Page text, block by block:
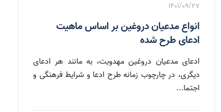
1401/09/27
انواع مدعیان دروغین بر اساس ماهیت
ادعای طرح شده
ادعای مدعیان دروغین مهدویت، به مانند هر ادعای
دیگری، در چارچوب زمانه طرح ادعا و شرایط فرهنگی و
اجتما...